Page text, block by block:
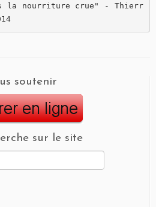
la nourriture crue" - Thierr
soutenir
sur le site